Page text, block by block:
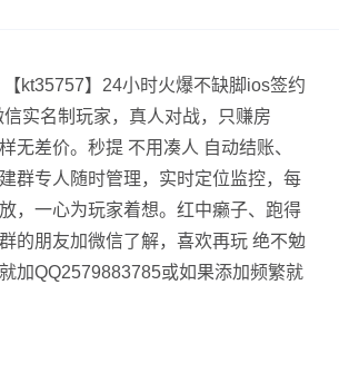
kt35757】24小时火爆不缺脚ios签约
实名制玩家，真人对战，只赚房
无差价。秒提 不用凑人 自动结账、
群专人随时管理，实时定位监控，每
，一心为玩家着想。红中癞子、跑得
的朋友加微信了解，喜欢再玩 绝不勉
加QQ2579883785或如果添加频繁就